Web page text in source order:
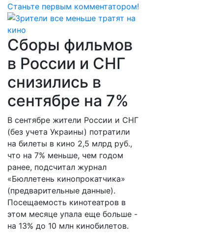
Станьте первым комментатором!
Сборы фильмов
в России и СНГ
снизились в
сентябре на 7%
В сентябре жители России и СНГ
(без учета Украины) потратили
на билеты в кино 2,5 млрд руб.,
что на 7% меньше, чем годом
ранее, подсчитал журнал
«Бюллетень кинопрокатчика»
(предварительные данные).
Посещаемость кинотеатров в
этом месяце упала еще больше -
на 13% до 10 млн кинобилетов.